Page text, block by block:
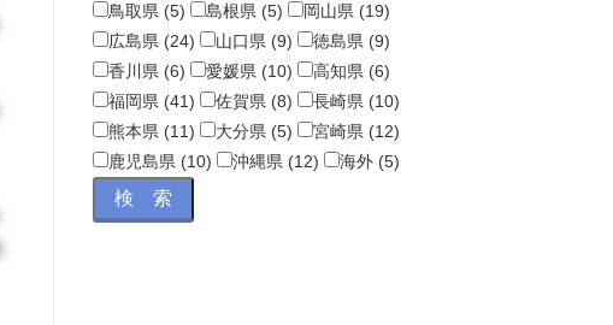
鳥取県 (5)
島根県 (5)
岡山県 (19)
広島県 (24)
山口県 (9)
徳島県 (9)
香川県 (6)
愛媛県 (10)
高知県 (6)
福岡県 (41)
佐賀県 (8)
長崎県 (10)
熊本県 (11)
大分県 (5)
宮崎県 (12)
鹿児島県 (10)
沖縄県 (12) 海外 (5)